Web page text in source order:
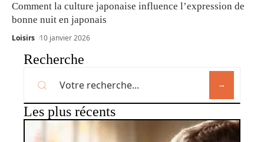
Comment la culture japonaise influence l’expression de
bonne nuit en japonais
Loisirs 10 janvier 2026
Recherche
Les plus récents